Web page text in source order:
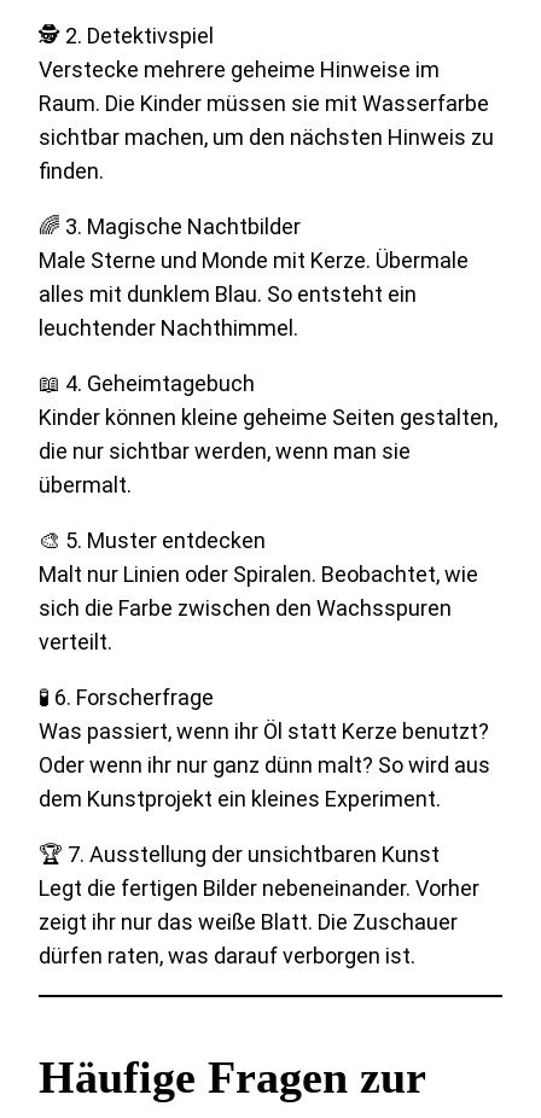
🕵️ 2. Detektivspiel
Verstecke mehrere geheime Hinweise im
Raum. Die Kinder müssen sie mit Wasserfarbe
sichtbar machen, um den nächsten Hinweis zu
finden.
🌈 3. Magische Nachtbilder
Male Sterne und Monde mit Kerze. Übermale
alles mit dunklem Blau. So entsteht ein
leuchtender Nachthimmel.
📖 4. Geheimtagebuch
Kinder können kleine geheime Seiten gestalten,
die nur sichtbar werden, wenn man sie
übermalt.
🎨 5. Muster entdecken
Malt nur Linien oder Spiralen. Beobachtet, wie
sich die Farbe zwischen den Wachsspuren
verteilt.
🧪 6. Forscherfrage
Was passiert, wenn ihr Öl statt Kerze benutzt?
Oder wenn ihr nur ganz dünn malt? So wird aus
dem Kunstprojekt ein kleines Experiment.
🏆 7. Ausstellung der unsichtbaren Kunst
Legt die fertigen Bilder nebeneinander. Vorher
zeigt ihr nur das weiße Blatt. Die Zuschauer
dürfen raten, was darauf verborgen ist.
Häufige Fragen zur